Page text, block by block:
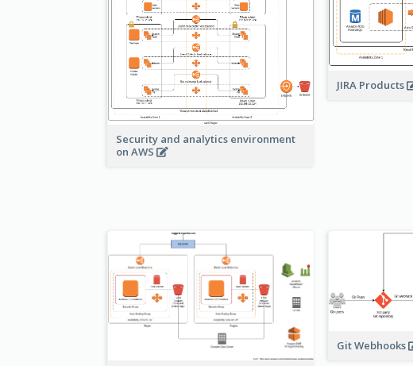
Security and analytics environment
on AWS
JIRA Products
Git Webhooks